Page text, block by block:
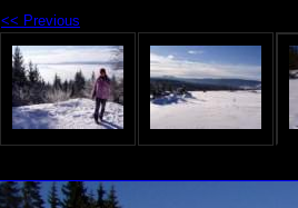
<< Previous